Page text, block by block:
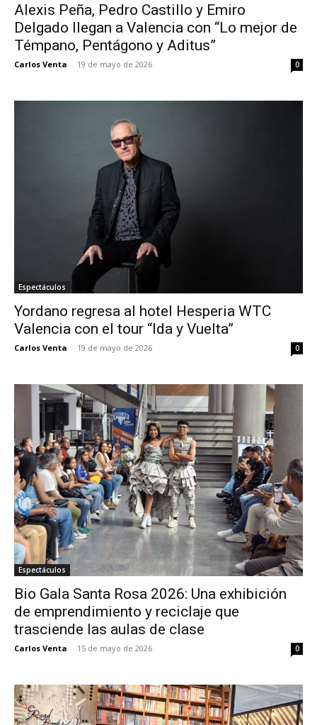
Alexis Peña, Pedro Castillo y Emiro
Delgado llegan a Valencia con “Lo mejor de
Témpano, Pentágono y Aditus”
Carlos Venta - 19 de mayo de 2026 0
Espectáculos
Yordano regresa al hotel Hesperia WTC
Valencia con el tour “Ida y Vuelta”
Carlos Venta - 19 de mayo de 2026 0
Espectáculos
Bio Gala Santa Rosa 2026: Una exhibición
de emprendimiento y reciclaje que
trasciende las aulas de clase
Carlos Venta - 15 de mayo de 2026 0